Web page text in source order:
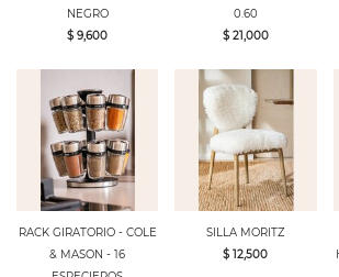
NEGRO
$ 9,600
0.60
$ 21,000
RACK GIRATORIO - COLE
& MASON - 16
SILLA MORITZ
$ 12,500